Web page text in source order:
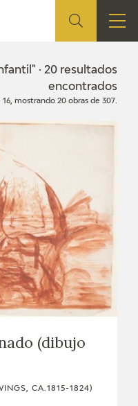
· 20 resultados
encontrados
16, mostrando 20 obras de 307.
(dibujo
CA.1815-1824)